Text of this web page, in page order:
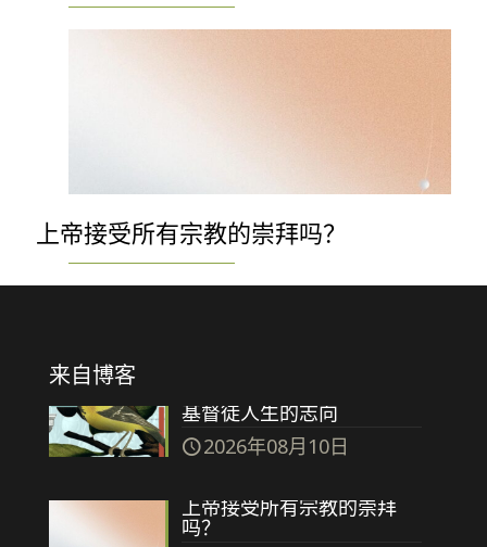
上帝接受所有宗教的崇拜吗？
来自博客
基督徒人生的志向
2026年08月10日
上帝接受所有宗教的崇拜
吗？